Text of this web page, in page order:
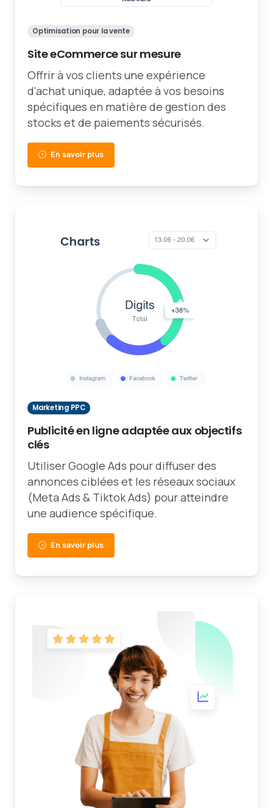
Optimisation pour la vente
Site eCommerce sur mesure
Offrir à vos clients une expérience
d'achat unique, adaptée à vos besoins
spécifiques en matière de gestion des
stocks et de paiements sécurisés.
En savoir plus
Marketing PPC
Publicité en ligne adaptée aux objectifs
clés
Utiliser Google Ads pour diffuser des
annonces ciblées et les réseaux sociaux
(Meta Ads & Tiktok Ads) pour atteindre
une audience spécifique.
En savoir plus